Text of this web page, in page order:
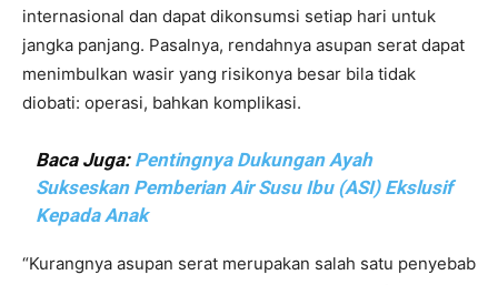
internasional dan dapat dikonsumsi setiap hari untuk
jangka panjang. Pasalnya, rendahnya asupan serat dapat
menimbulkan wasir yang risikonya besar bila tidak
diobati: operasi, bahkan komplikasi.
Baca Juga: Pentingnya Dukungan Ayah
Sukseskan Pemberian Air Susu Ibu (ASI) Ekslusif
Kepada Anak
“Kurangnya asupan serat merupakan salah satu penyebab